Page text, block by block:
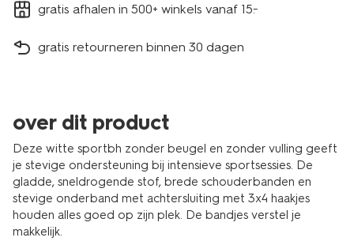
gratis afhalen in 500+ winkels vanaf 15.-
gratis retourneren binnen 30 dagen
over dit product
Deze witte sportbh zonder beugel en zonder vulling geeft
je stevige ondersteuning bij intensieve sportsessies. De
gladde, sneldrogende stof, brede schouderbanden en
stevige onderband met achtersluiting met 3x4 haakjes
houden alles goed op zijn plek. De bandjes verstel je
makkelijk.